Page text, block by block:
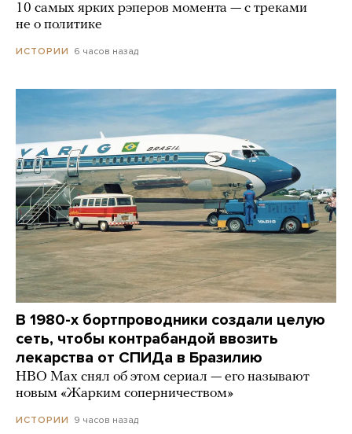
10 самых ярких рэперов момента — с треками
не о политике
ИСТОРИИ 6 часов назад
В 1980-х бортпроводники создали целую
сеть, чтобы контрабандой ввозить
лекарства от СПИДа в Бразилию
HBO Max снял об этом сериал — его называют
новым «Жарким соперничеством»
ИСТОРИИ 9 часов назад